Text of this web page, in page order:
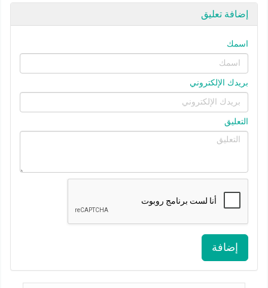
إضافة تعليق
اسمك
بريدك الإلكتروني
التعليق
إضافة